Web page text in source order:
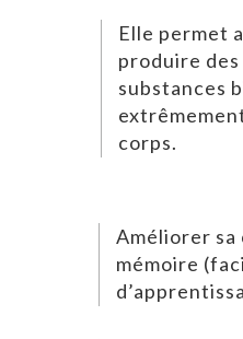
Elle permet
produire
substances
corps.
Améliorer
mémoire